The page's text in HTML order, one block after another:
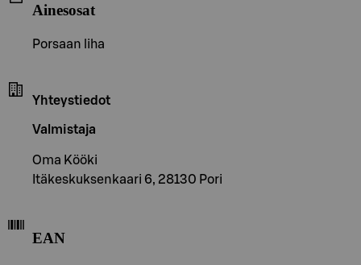
Ainesosat
Porsaan liha
Yhteystiedot
Valmistaja
Oma Kööki
Itäkeskuksenkaari 6, 28130 Pori
EAN